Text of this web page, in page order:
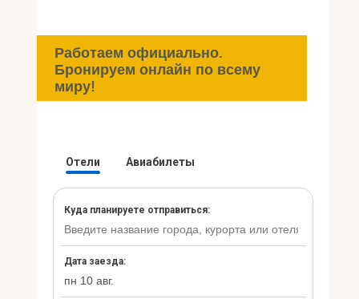
Инфо
Блог
Укр
Работаем официально.
Бронируем онлайн по всему
миру!